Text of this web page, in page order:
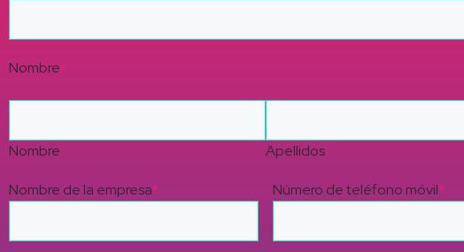
Nombre*
Nombre Apellidos
Nombre de la empresa* Número de teléfono móvil*